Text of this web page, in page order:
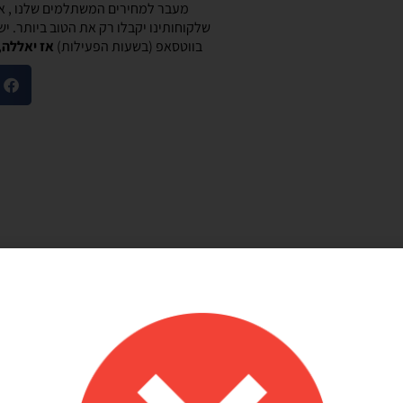
מעבר למחירים המשתלמים שלנו ,
שלקוחותינו יקבלו רק את הטוב
בווטסאפ (בשעות הפעילות) אז
קסום בבוקר
יפים, מבצעים
אפשרות נוחה
מוצלח זה שירות הלקוחות! עונים בשניה לוואטסאפ,